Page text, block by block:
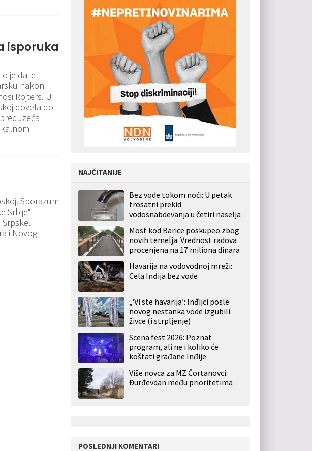
isporuka
je da je
nakon
Rojters. U
dovela do
Sporazum
Srbije“
i Novog
NAJČITANIJE
Bez vode tokom noći: U petak
trosatni prekid
vodosnabdevanja u četiri naselja
Most kod Barice poskupeo zbog
novih temelja: Vrednost radova
procenjena na 17 miliona dinara
Havarija na vodovodnoj mreži:
Cela Inđija bez vode
„‘Vi ste havarija’: Inđijci posle
novog nestanka vode izgubili
živce (i strpljenje)
Scena fest 2026: Poznat
program, ali ne i koliko će
koštati građane Inđije
Više novca za MZ Čortanovci:
Đurđevdan među prioritetima
POSLEDNJI KOMENTARI